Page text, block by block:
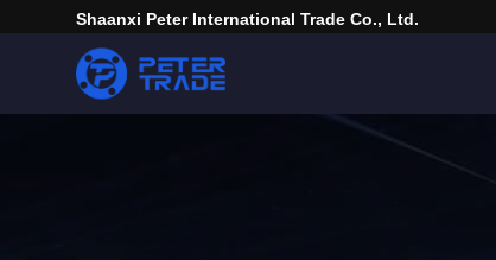
Shaanxi Peter International Trade Co., Ltd.